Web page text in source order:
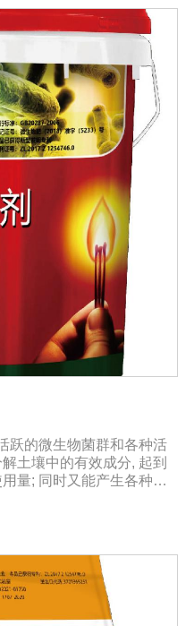
防由土壤传播的植物病原
僵苗、死苗烂根、死棵、
水的能力，降农残、提品
到增产增收的目的。适用
证明本品在蔬菜、果树、
苗木、茶树等多种作物上
施、滴灌、撒施、机播、
般亩用量18-20公斤，作物
壤板结且十传杂菌较多地
法用量请根据土壤及作物
下使用。注意事项：1.阴
2.内含大量有益活菌，禁
用本品时可与多种非强
跃的微生物菌群和各种活
土壤中的有效成分, 起到
量; 同时又能产生各种农
生素、系统防卫酶等多种
或诱导系统抗性, 间接达
功能】1、改善土填养分疏
肥能力, 增加土壤有机质
重茬等原因造成的减产问
率有效菌能分解土壤中的